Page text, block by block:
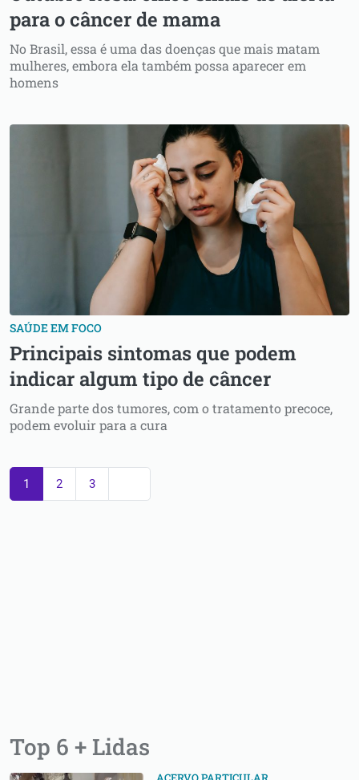
para o câncer de mama
No Brasil, essa é uma das doenças que mais matam
mulheres, embora ela também possa aparecer em
homens
SAÚDE EM FOCO
Principais sintomas que podem
indicar algum tipo de câncer
Grande parte dos tumores, com o tratamento precoce,
podem evoluir para a cura
1 2 3
Top 6 + Lidas